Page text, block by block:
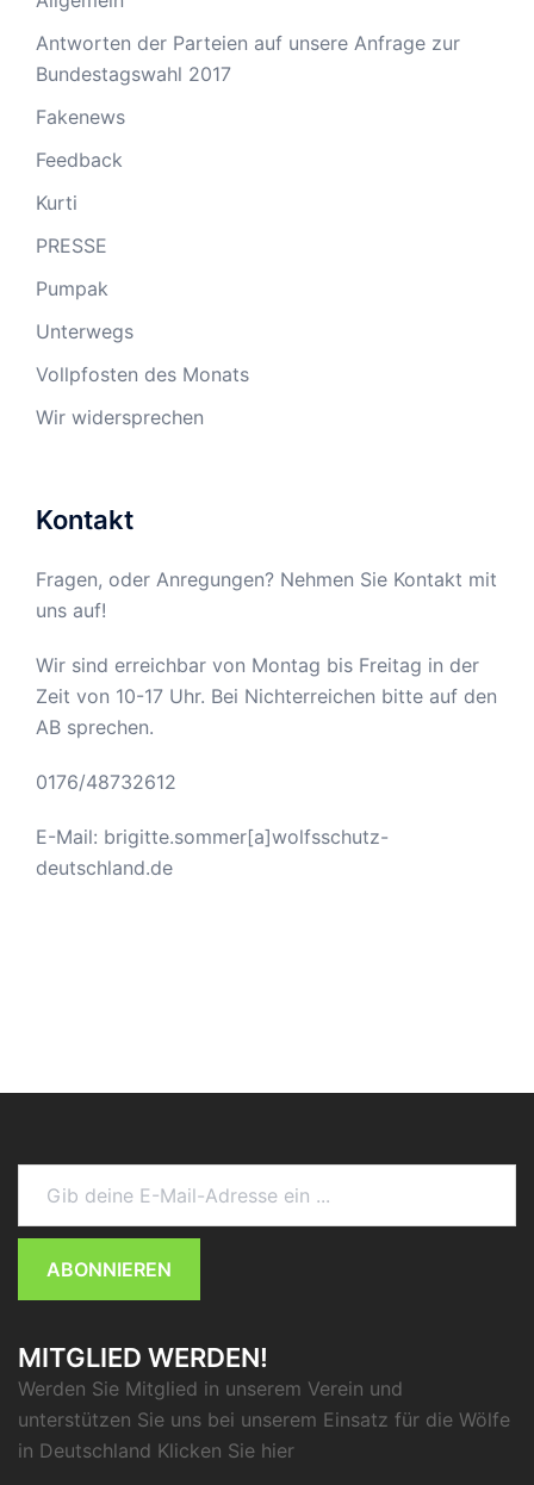
Antworten der Parteien auf unsere Anfrage zur
Bundestagswahl 2017
Fakenews
Feedback
Kurti
PRESSE
Pumpak
Unterwegs
Vollpfosten des Monats
Wir widersprechen
Kontakt
Fragen, oder Anregungen? Nehmen Sie Kontakt mit
uns auf!
Wir sind erreichbar von Montag bis Freitag in der
Zeit von 10-17 Uhr. Bei Nichterreichen bitte auf den
AB sprechen.
0176/48732612
E-Mail: brigitte.sommer[a]wolfsschutz-
deutschland.de
Gib deine E-Mail-Adresse ein ...
ABONNIEREN
MITGLIED WERDEN!
Werden Sie Mitglied in unserem Verein und
unterstützen Sie uns bei unserem Einsatz für die Wölfe
in Deutschland Klicken Sie hier